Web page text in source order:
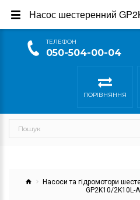
ТEЛЕФОН
050-504-00-04
ПОРІВНЯННЯ
Насоси та гідромотори
GP2K10/2K10L-